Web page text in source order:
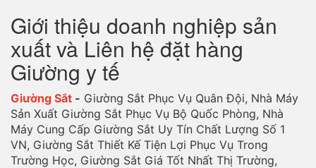
Giới thiệu doanh nghiệp sản
xuất và Liên hệ đặt hàng
Giường y tế
Giường Sắt - Giường Sắt Phục Vụ Quân Đội, Nhà Máy
Sản Xuất Giường Sắt Phục Vụ Bộ Quốc Phòng, Nhà
Máy Cung Cấp Giường Sắt Uy Tín Chất Lượng Số 1
VN, Giường Sắt Thiết Kế Tiện Lợi Phục Vụ Trong
Trường Học, Giường Sắt Giá Tốt Nhất Thị Trường,